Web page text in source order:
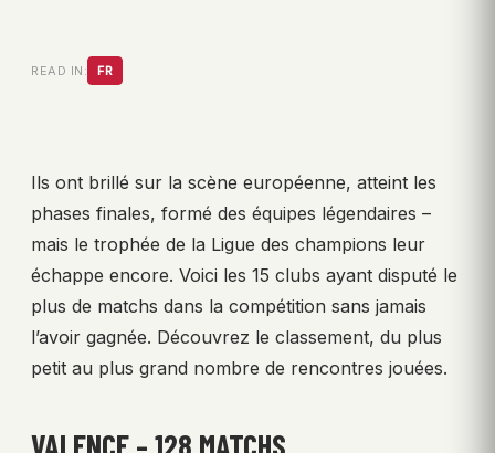
READ IN: FR
Ils ont brillé sur la scène européenne, atteint les
phases finales, formé des équipes légendaires –
mais le trophée de la Ligue des champions leur
échappe encore. Voici les 15 clubs ayant disputé le
plus de matchs dans la compétition sans jamais
l’avoir gagnée. Découvrez le classement, du plus
petit au plus grand nombre de rencontres jouées.
VALENCE – 128 MATCHS